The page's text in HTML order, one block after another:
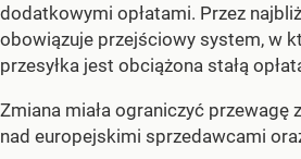
dodatkowymi opłatami. Przez
obowiązuje przejściowy system, w
przesyłka jest obciążona stałą
Zmiana miała ograniczyć przewagę
nad europejskimi sprzedawcami